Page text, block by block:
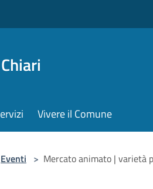
Vivere il Comune
Eventi > Mercato animato | varietà